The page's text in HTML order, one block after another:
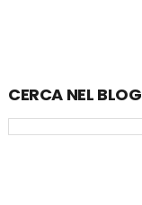
CERCA NEL BLOG